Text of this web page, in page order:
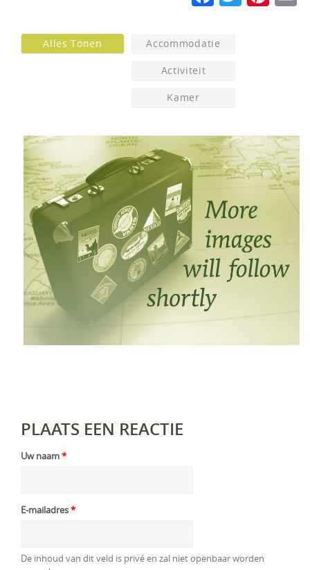
Alles Tonen Accommodatie
Activiteit
Kamer
PLAATS EEN REACTIE
Uw naam*
E-mailadres*
De inhoud van dit veld is privé en zal niet openbaar worden